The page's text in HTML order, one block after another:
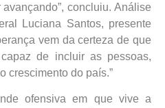
concluiu. Análise
Luciana Santos, presente
vem da certeza de que
de incluir as pessoas,
crescimento do país.”
ofensiva em que vive a